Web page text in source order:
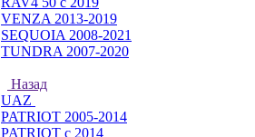
VENZA 2013-2019
SEQUOIA 2008-2021
TUNDRA 2007-2020
Назад
UAZ
PATRIOT 2005-2014
PATRIOT с 2014